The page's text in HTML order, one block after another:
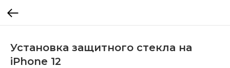
Установка защитного стекла на
iPhone 12